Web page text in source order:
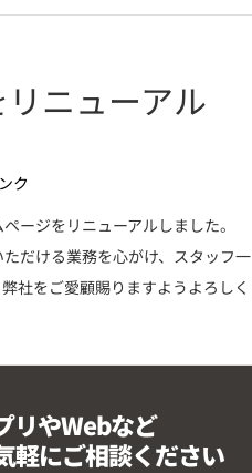
ニューアル
ク
ージをリニューアルしました。
だける業務を心がけ、スタッフ一
社をご愛顧賜りますようよろしく
リやWebなど
軽にご相談ください